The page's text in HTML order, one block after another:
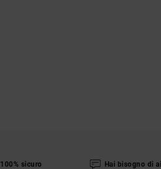
sicuro Hai bisogno di